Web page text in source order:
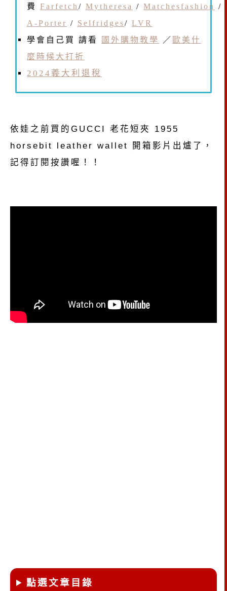
費 Farfetch / Mytheresa / Matchesfashion /
A-Porter / Selfridges/ LVR
學會自己買 請看
國外購物教學 ／ 歐美什
麼時候大打折
2024義大利退稅
依娃之前買的GUCCI 老花短夾 1955
horsebit leather wallet 開箱影片出爐了，
記得訂閱按讚喔！！
點選文章目錄